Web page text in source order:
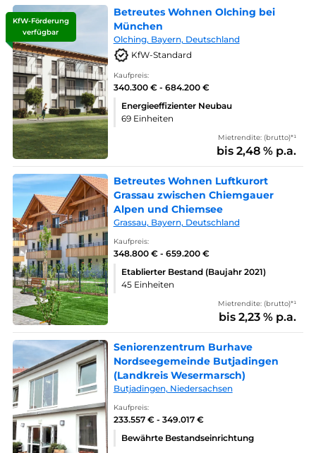
KfW-Förderung
verfügbar
Betreutes Wohnen Olching bei
München
Olching, Bayern, Deutschland
KfW-Standard
Kaufpreis:
340.300 € - 684.200 €
Energieeffizienter Neubau
69 Einheiten
Mietrendite: (brutto)*¹
bis 2,48 % p.a.
Betreutes Wohnen Luftkurort
Grassau zwischen Chiemgauer
Alpen und Chiemsee
Grassau, Bayern, Deutschland
Kaufpreis:
348.800 € - 659.200 €
Etablierter Bestand (Baujahr 2021)
45 Einheiten
Mietrendite: (brutto)*¹
bis 2,23 % p.a.
Seniorenzentrum Burhave
Nordseegemeinde Butjadingen
(Landkreis Wesermarsch)
Butjadingen, Niedersachsen
Kaufpreis:
233.557 € - 349.017 €
Bewährte Bestandseinrichtung